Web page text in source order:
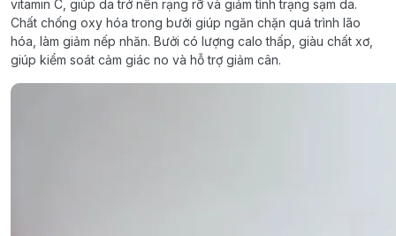
vitamin C, giúp da trở nên rạng rỡ và giảm tình trạng sạm da.
Chất chống oxy hóa trong bưởi giúp ngăn chặn quá trình lão
hóa, làm giảm nếp nhăn. Bưởi có lượng calo thấp, giàu chất xơ,
giúp kiểm soát cảm giác no và hỗ trợ giảm cân.